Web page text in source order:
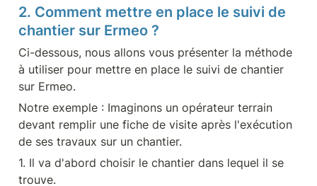
2. Comment mettre en place le suivi de
chantier sur Ermeo ?
Ci-dessous, nous allons vous présenter la méthode
à utiliser pour mettre en place le suivi de chantier
sur Ermeo.
Notre exemple : Imaginons un opérateur terrain
devant remplir une fiche de visite après l'exécution
de ses travaux sur un chantier.
1. Il va d'abord choisir le chantier dans lequel il se
trouve.